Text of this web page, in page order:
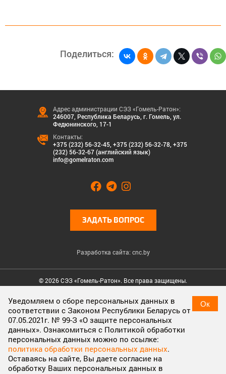
Поделиться:
Уведомляем о сборе персональных данных в
соответствии с Законом Республики Беларусь от
07.05.2021г. № 99-З «О защите персональных
данных». Ознакомиться с Политикой обработки
персональных данных можно по ссылке:
политика обработки персональных данных.
Оставаясь на сайте, Вы даете согласие на
обработку Ваших персональных данных в
Ок
Адрес администрации СЭЗ «Гомель-Ратон»:
246007, Республика Беларусь, г. Гомель, ул.
Федюнинского, 17-1
Контакты:
+375 (232) 56-32-45 +375 (232) 56-32-78 +375
(232) 56-32-67 (английский язык)
info@gomelraton.com
ЗАДАТЬ ВОПРОС
Разработка сайта: cnc.by
© 2026 СЭЗ «Гомель-Ратон». Все права защищены.
Cookies & Privacy
Cookies enable you to use shopping carts and to personalize
your experience on our sites, tell us which parts of our websites
people have visited, help us measure the effectiveness of ads
and web searches, and give us insights into user behavior so we
can improve our communications and products.
information